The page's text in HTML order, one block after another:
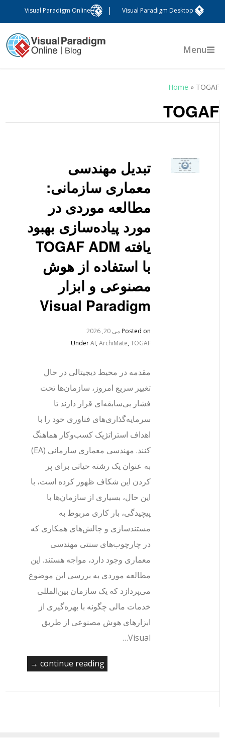
Visual Paradigm Desktop
Visual Paradigm Online
Menu
Home »TOGAF
TOGAF
تبدیل مهندسی
معماری سازمانی:
مطالعه موردی در
مورد پیاده‌سازی بهبود
یافته TOGAF ADM
با استفاده از هوش
مصنوعی و ابزار
Visual Paradigm
Posted onمی 20, 2026
UnderAI,ArchiMate,TOGAF
مقدمه در محیط دیجیتالی در حال
تغییر سریع امروز، سازمان‌ها تحت
فشار بی‌سابقه‌ای قرار دارند تا
سرمایه‌گذاری‌های فناوری خود را با
اهداف استراتژیک کسب‌وکار هماهنگ
کنند. مهندسی معماری سازمانی (EA)
به عنوان یک رشته حیاتی برای پر
کردن این شکاف ظهور کرده است، با
این حال، بسیاری از سازمان‌ها با
پیچیدگی، بار کاری مربوط به
مستندسازی و چالش‌های همکاری که
در چارچوب‌های سنتی مهندسی
معماری وجود دارد، مواجه هستند. این
مطالعه موردی به بررسی این موضوع
می‌پردازد که یک سازمان بین‌المللی
خدمات مالی چگونه با بهره‌گیری از
ابزارهای هوش مصنوعی از طریق
Visual…
continue reading →